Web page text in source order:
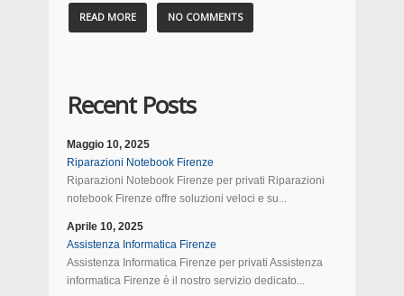
READ MORE NO COMMENTS
Recent Posts
Maggio 10, 2025
Riparazioni Notebook Firenze
Riparazioni Notebook Firenze per privati Riparazioni
notebook Firenze offre soluzioni veloci e su...
Aprile 10, 2025
Assistenza Informatica Firenze
Assistenza Informatica Firenze per privati Assistenza
informatica Firenze è il nostro servizio dedicato...